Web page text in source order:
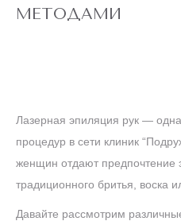
5 ДНЕЙ
до
конца акции
МЕТОДАМИ
Лазерная эпиляция рук —
процедур в сети клиник
женщин отдают предпочтение
традиционного бритья, воска
Давайте рассмотрим